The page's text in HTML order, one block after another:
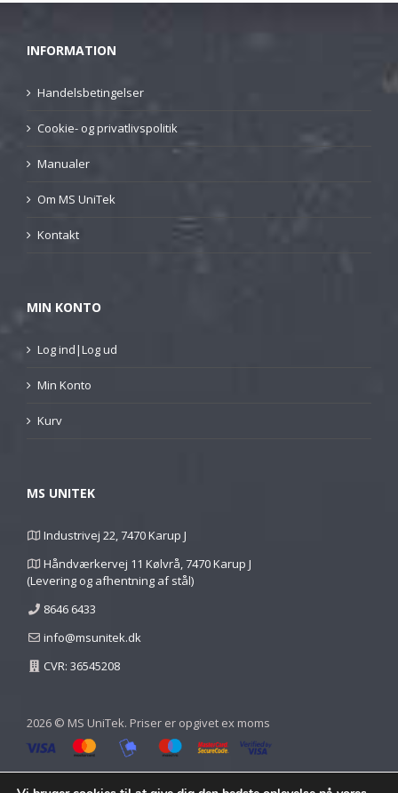
INFORMATION
Handelsbetingelser
Cookie- og privatlivspolitik
Manualer
Om MS UniTek
Kontakt
MIN KONTO
Log ind|Log ud
Min Konto
Kurv
MS UNITEK
Industrivej 22, 7470 Karup J
Håndværkervej 11 Kølvrå, 7470 Karup J
(Levering og afhentning af stål)
8646 6433
info@msunitek.dk
CVR: 36545208
2026 © MS UniTek. Priser er opgivet ex moms